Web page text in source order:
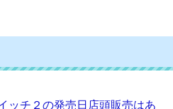
ッチ２の発売日店頭販売はあ